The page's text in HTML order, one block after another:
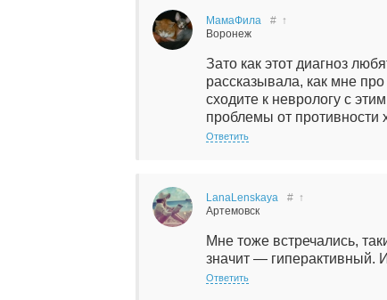
МамаФила
Воронеж
# ↑
Зато как этот диагноз
рассказывала, как мне
сходите к неврологу с
проблемы от противности
Ответить
LanaLenskaya
Артемовск
# ↑
Мне тоже встречались,
значит — гиперактивный.
Ответить